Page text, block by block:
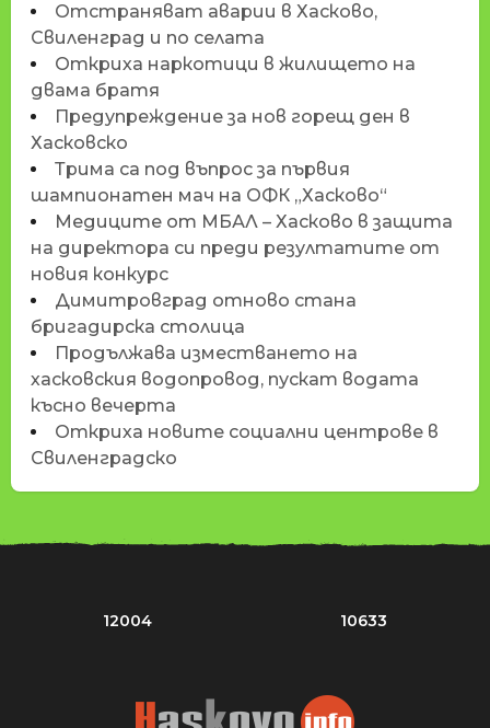
Отстраняват аварии в Хасково,
Свиленград и по селата
Откриха наркотици в жилището на
двама братя
Предупреждение за нов горещ ден в
Хасковско
Трима са под въпрос за първия
шампионатен мач на ОФК „Хасково“
Медиците от МБАЛ – Хасково в защита
на директора си преди резултатите от
новия конкурс
Димитровград отново стана
бригадирска столица
Продължава изместването на
хасковския водопровод, пускат водата
късно вечерта
Откриха новите социални центрове в
Свиленградско
12004 10633